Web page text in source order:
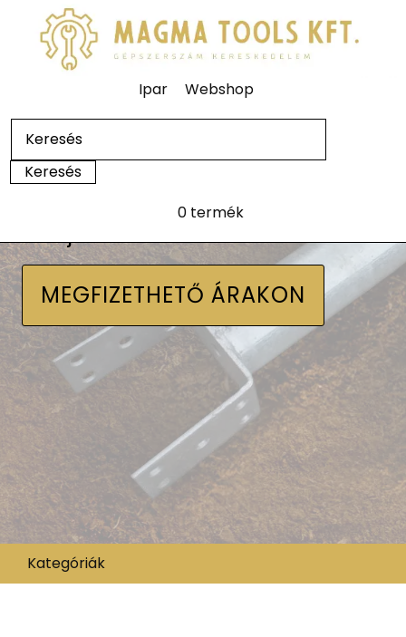
Ipar Webshop
0 termék
MEGFIZETHETŐ ÁRAKON
Kategóriák